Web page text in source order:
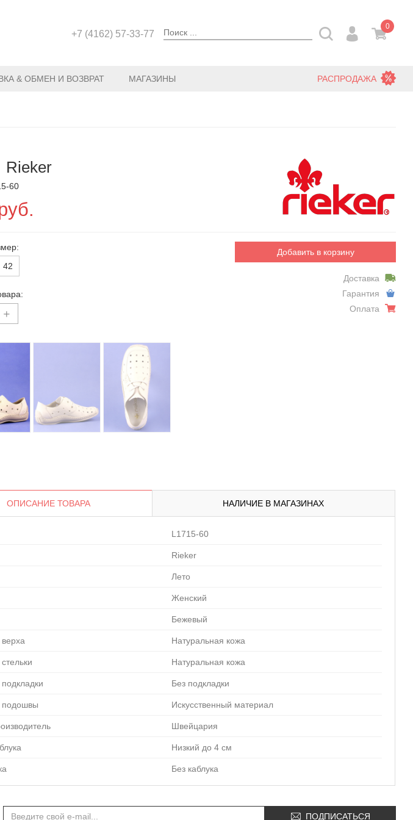
+7 (4162) 57-33-77
0
& ОБМЕН И ВОЗВРАТ МАГАЗИНЫ РАСПРОДАЖА
Rieker
60
42
Добавить в корзину
Доставка
Гарантия
Оплата
ОПИСАНИЕ ТОВАРА НАЛИЧИЕ В МАГАЗИНАХ
L1715-60
Rieker
Лето
Женский
Бежевый
Натуральная кожа
Натуральная кожа
Без подкладки
подошвы Искусственный материал
Швейцария
Низкий до 4 см
Без каблука
ПОДПИСАТЬСЯ